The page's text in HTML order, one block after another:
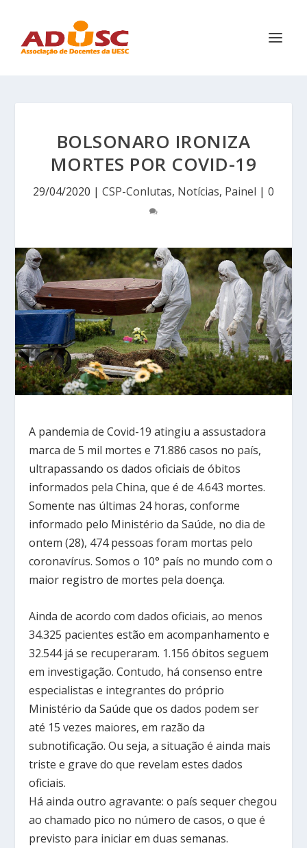
BOLSONARO IRONIZA
MORTES POR COVID-19
29/04/2020 | CSP-Conlutas, Notícias, Painel | 0
A pandemia de Covid-19 atingiu a assustadora
marca de 5 mil mortes e 71.886 casos no país,
ultrapassando os dados oficiais de óbitos
informados pela China, que é de 4.643 mortes.
Somente nas últimas 24 horas, conforme
informado pelo Ministério da Saúde, no dia de
ontem (28), 474 pessoas foram mortas pelo
coronavírus. Somos o 10° país no mundo com o
maior registro de mortes pela doença.
Ainda de acordo com dados oficiais, ao menos
34.325 pacientes estão em acompanhamento e
32.544 já se recuperaram. 1.156 óbitos seguem
em investigação. Contudo, há consenso entre
especialistas e integrantes do próprio
Ministério da Saúde que os dados podem ser
até 15 vezes maiores, em razão da
subnotificação. Ou seja, a situação é ainda mais
triste e grave do que revelam estes dados
oficiais.
Há ainda outro agravante: o país sequer chegou
ao chamado pico no número de casos, o que é
previsto para iniciar em duas semanas.